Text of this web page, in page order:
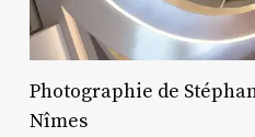
Photographie de
Nîmes